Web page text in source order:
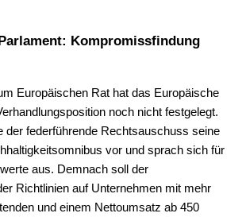
Kompromissfindung
Europäischen Rat hat das Europäische
noch nicht festgelegt.
der federführende Rechtsauschuss seine
vor und sprach sich für
aus. Demnach soll der
Richtlinien auf Unternehmen mit mehr
und einem Nettoumsatz ab 450